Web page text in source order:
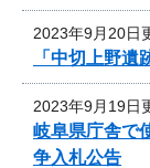
2023年9月20日
「中切上野
2023年9月19日
岐阜県庁舎で
争入札公告